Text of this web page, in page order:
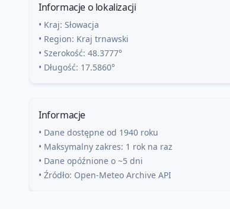
Informacje o lokalizacji
• Kraj: Słowacja
• Region: Kraj trnawski
• Szerokość: 48.3777°
• Długość: 17.5860°
Informacje
• Dane dostępne od 1940 roku
• Maksymalny zakres: 1 rok na raz
• Dane opóźnione o ~5 dni
• Źródło: Open-Meteo Archive API